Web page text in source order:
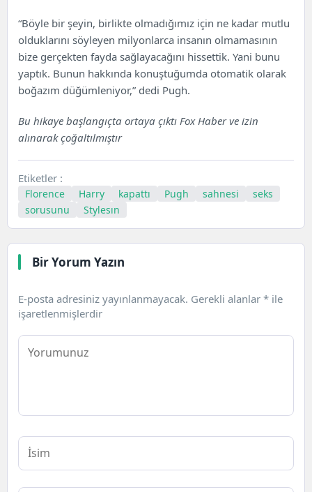
“Böyle bir şeyin, birlikte olmadığımız için ne kadar mutlu
olduklarını söyleyen milyonlarca insanın olmamasının
bize gerçekten fayda sağlayacağını hissettik. Yani bunu
yaptık. Bunun hakkında konuştuğumda otomatik olarak
boğazım düğümleniyor,” dedi Pugh.
Bu hikaye başlangıçta ortaya çıktı Fox Haberve izin
alınarak çoğaltılmıştır
Etiketler :
Florence Harry kapattı Pugh sahnesi
seks
sorusunu
Stylesın
Bir Yorum Yazın
E-posta adresiniz yayınlanmayacak. Gerekli alanlar * ile
işaretlenmişlerdir